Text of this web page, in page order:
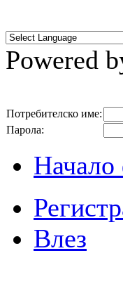
Powered
Потребителско име:
Парола:
Влез